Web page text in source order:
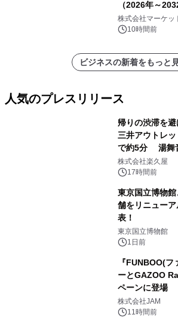
（2026年～
（0.995、0.999
ートを発表
株式会社マーケッ
10時間前
ビジネスの新着をもっと
人気のプレスリリース
帰りの渋滞を避
三井アウトレ
で約5分 湯舞
メニューを提供
株式会社楽久屋
17時間前
東京国立博物
舗をリニュー
表！
東京国立博物館
1日前
『FUNBOO(
ーとGAZOO
ペーンに登場
GR 4車種の
メニューが展開
株式会社JAM
11時間前